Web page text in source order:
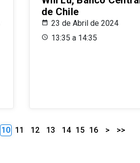
de Chile
23 de Abril de 2024
13:35 a 14:35
10 11 12 13 14 15 16 > >>